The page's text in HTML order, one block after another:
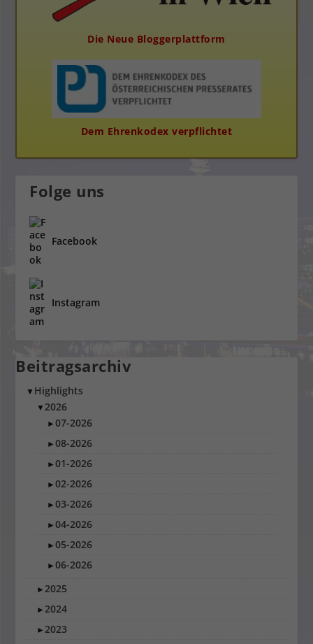
Die Neue Bloggerplattform
Dem Ehrenkodex verpflichtet
Folge uns
Facebook
Instagram
Beitragsarchiv
▼ Highlights
▼2026
►07-2026
►08-2026
►01-2026
►02-2026
►03-2026
►04-2026
►05-2026
►06-2026
►2025
►2024
►2023